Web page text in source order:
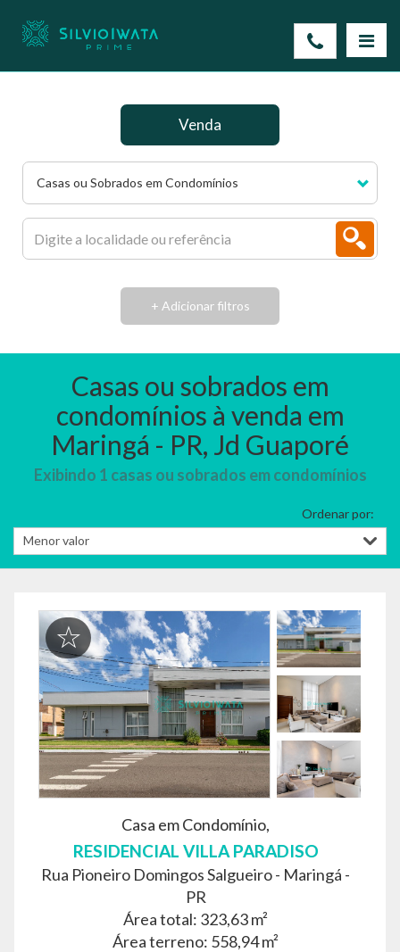
Casas ou Sobrados em Condomínios
Venda
+ Adicionar filtros
Casas ou sobrados em
condomínios à venda em
Maringá - PR, Jd Guaporé
Exibindo 1 casas ou sobrados em condomínios
Ordenar por:
Casa em Condomínio,
RESIDENCIAL VILLA PARADISO
Rua Pioneiro Domingos Salgueiro - Maringá -
PR
Área total: 323,63 m²
Área terreno: 558,94 m²